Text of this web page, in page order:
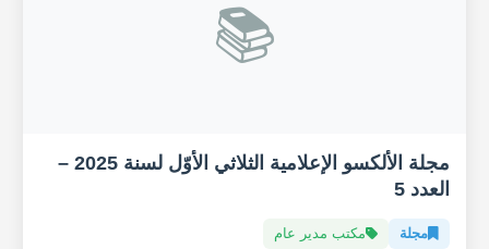
📚
مجلة الألكسو الإعلامية الثلاثي الأوّل لسنة 2025 –
العدد 5
مجلة مكتب مدير عام